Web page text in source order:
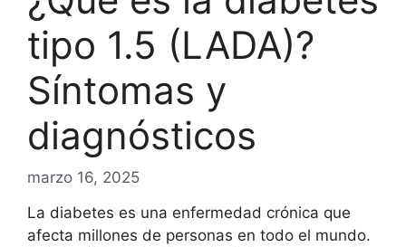
tipo 1.5 (LADA)?
Síntomas y
diagnósticos
marzo 16, 2025
La diabetes es una enfermedad crónica que
afecta millones de personas en todo el mundo.